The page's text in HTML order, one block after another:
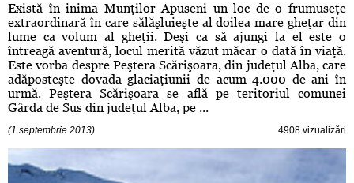
Există în inima Munţilor Apuseni un loc de o frumuseţe
extraordinară în care sălăşluieşte al doilea mare gheţar din
lume ca volum al gheţii. Deşi ca să ajungi la el este o
întreagă aventură, locul merită văzut măcar o dată în viaţă.
Este vorba despre Peştera Scărişoara, din judeţul Alba, care
adăposteşte dovada glaciaţiunii de acum 4.000 de ani în
urmă. Peştera Scărişoara se află pe teritoriul comunei
Gârda de Sus din judeţul Alba, pe ...
(1 septembrie 2013) 4908 vizualizări